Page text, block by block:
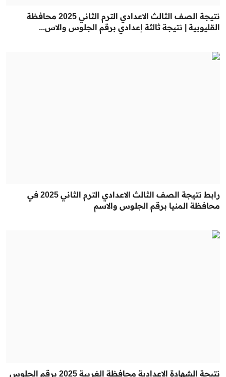
نتيجة الصف الثالث الاعدادي الترم الثاني 2025 محافظة
القليوبية | نتيجة ثالثة إعدادي برقم الجلوس والاس...
رابط نتيجة الصف الثالث الاعدادي الترم الثاني 2025 في
محافظة المنيا برقم الجلوس والاسم
نتيجة الشهادة الإعدادية محافظة الغربية 2025 برقم الجلوس